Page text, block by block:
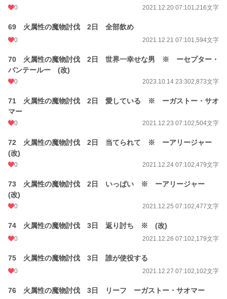
0 2021.12.20 07:101,216文字
69 火属性の魔物討伐 2日 全部飲め
0 2021.12.21 07:101,594文字
70 火属性の魔物討伐 2日 世界一幸せな男 ※ ーセプター・
バンテールー (改)
0 2023.10.14 23:302,873文字
71 火属性の魔物討伐 2日 愛している ※ ーガストー・サオ
マー
0 2021.12.23 07:102,504文字
72 火属性の魔物討伐 2日 当てられて ※ ーアリージャー
(改)
0 2021.12.24 07:102,479文字
73 火属性の魔物討伐 2日 いっぱい ※ ーアリージャー
(改)
0 2021.12.25 07:102,477文字
74 火属性の魔物討伐 3日 返り討ち ※ (改)
0 2021.12.26 07:102,179文字
75 火属性の魔物討伐 3日 誰が使役する
0 2021.12.27 07:102,102文字
76 火属性の魔物討伐 3日 リーフ ーガストー・サオマー